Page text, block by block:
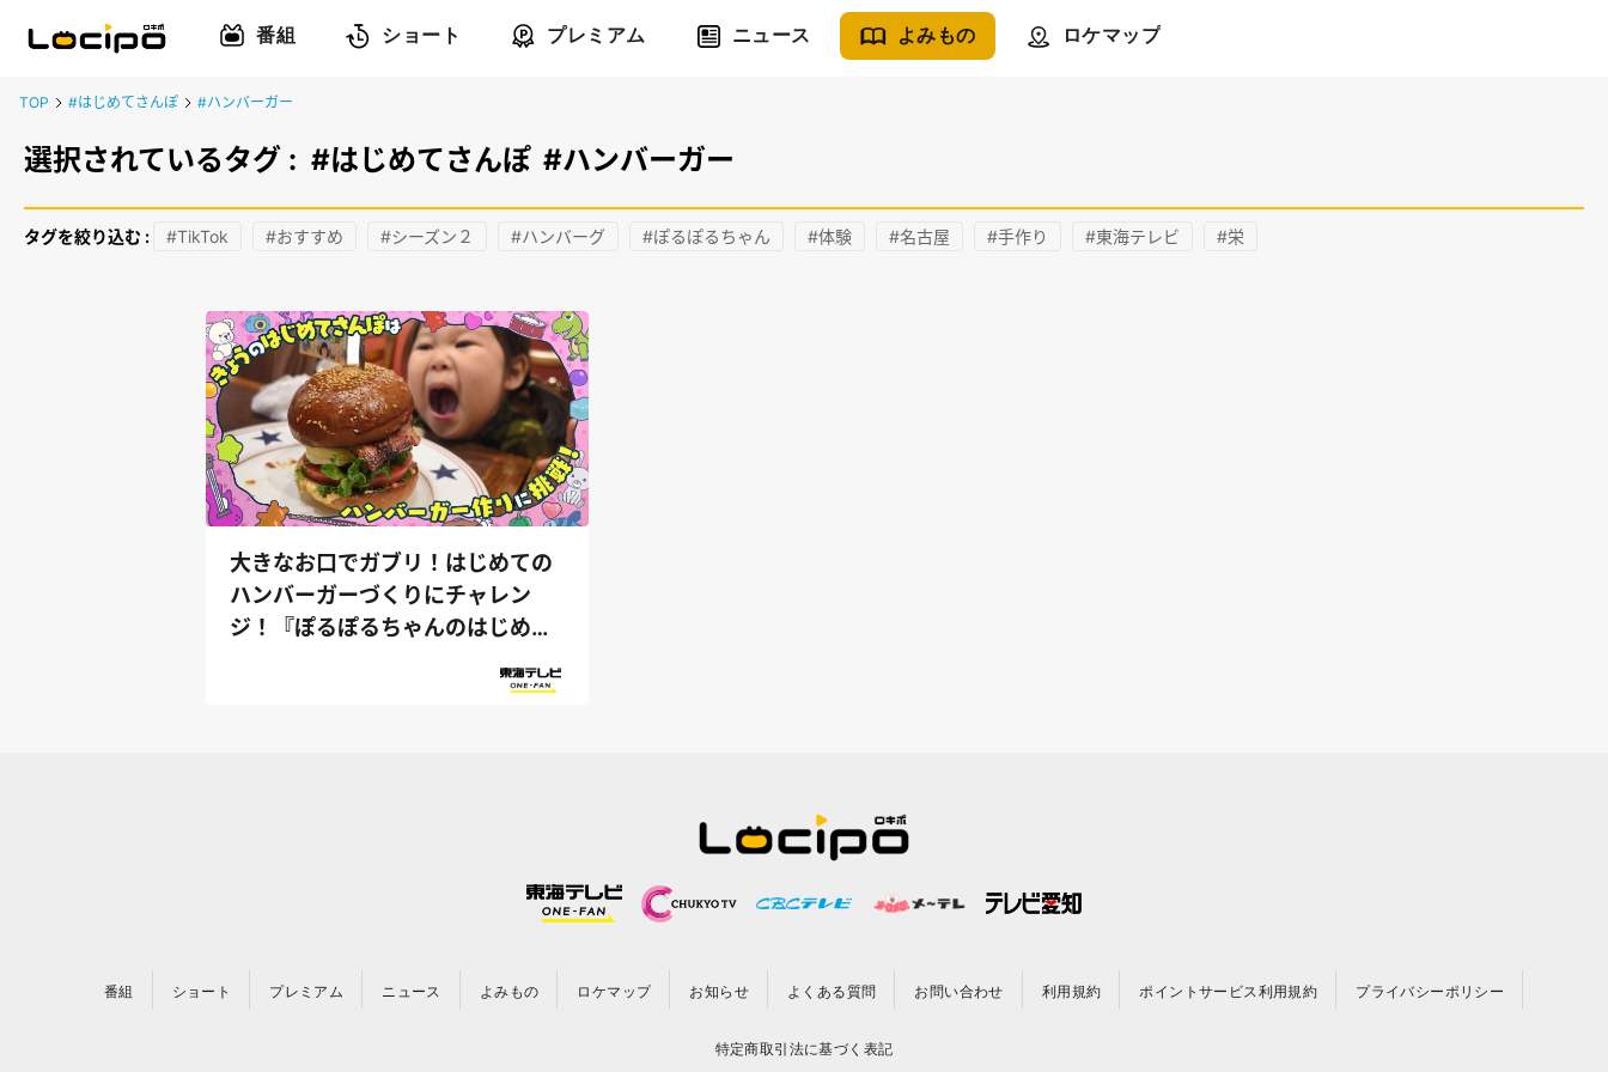
番組 ショート プレミアム ニュース よみもの ロケマップ
TOP #はじめてさんぽ #ハンバーガー
選択されているタグ : #はじめてさんぽ #ハンバーガー
タグを絞り込む : #TikTok #おすすめ #シーズン２ #ハンバーグ #ぽるぽるちゃん #体験 #名古屋 #手作り #東海テレビ #栄
大きなお口でガブリ！はじめての
ハンバーガーづくりにチャレン
ジ！『ぽるぽるちゃんのはじめて
番組 ショート プレミアム ニュース よみもの ロケマップ お知らせ よくある質問 お問い合わせ 利用規約 ポイントサービス利用規約 プライバシーポリシー
特定商取引法に基づく表記